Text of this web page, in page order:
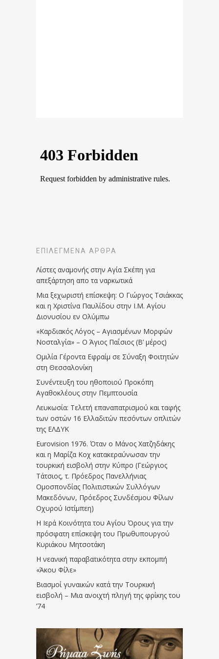
ΕΠΙΛΕΓΜΈΝΑ ΆΡΘΡΑ
Λίστες αναμονής στην Αγία Σκέπη για
απεξάρτηση απο τα ναρκωτικά
Μια ξεχωριστή επίσκεψη: Ο Γιώργος Τσιάκκας
και η Χριστίνα Παυλίδου στην Ι.Μ. Αγίου
Διονυσίου εν Ολύμπω
«Καρδιακός Λόγος – Αγιασμένων Μορφών
Νοσταλγία» – Ο Άγιος Παΐσιος (Β’ μέρος)
Ομιλία Γέροντα Εφραίμ σε Σύναξη Φοιτητών
στη Θεσσαλονίκη
Συνέντευξη του ηθοποιού Προκόπη
Αγαθοκλέους στην Πεμπτουσία
Λευκωσία: Τελετή επαναπατρισμού και ταφής
των οστών 16 Ελλαδιτών πεσόντων οπλιτών
της ΕΛΔΥΚ
Eurovision 1976. Όταν ο Μάνος Χατζηδάκης
και η Μαρίζα Κοχ κατακεραύνωσαν την
τουρκική εισβολή στην Κύπρο (Γεώργιος
Τάτσιος, τ. Πρόεδρος Πανελλήνιας
Ομοσπονδίας Πολιτιστικών Συλλόγων
Μακεδόνων, Πρόεδρος Συνδέσμου Φίλων
Οχυρού Ιστίμπεη)
Η Ιερά Κοινότητα του Αγίου Όρους για την
πρόσφατη επίσκεψη του Πρωθυπουργού
Κυριάκου Μητσοτάκη
Η νεανική παραβατικότητα στην εκπομπή
«Άκου Φίλε»
Βιασμοί γυναικών κατά την Τουρκική
εισβολή – Μια ανοιχτή πληγή της φρίκης του
’74